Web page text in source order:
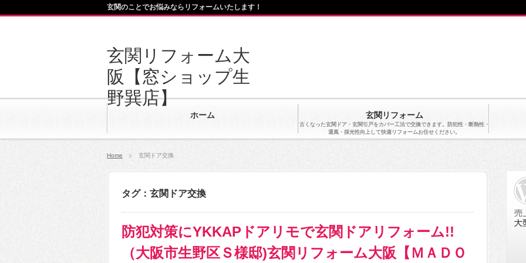
玄関リフォーム大
阪【窓ショップ生
野巽店】
ホーム 玄関リフォーム
古くなった玄関ドア・玄関引戸をカバー工法で交換できます。防犯性・断熱性・
通風・採光性向上して快適リフォームお任せください。
玄関のことでお悩みならリフォームいたします！
Home 玄関ドア交換
タグ：玄関ドア交換
防犯対策にYKKAPドアリモで玄関ドアリフォーム!!
（大阪市生野区Ｓ様邸)玄関リフォーム大阪【ＭＡＤＯ